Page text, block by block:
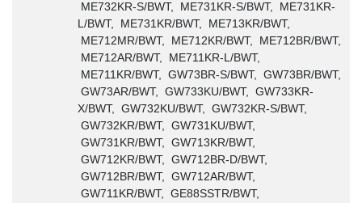
ME732KR-S/BWT, ME731KR-S/BWT, ME731KR-
L/BWT, ME731KR/BWT, ME713KR/BWT,
ME712MR/BWT, ME712KR/BWT, ME712BR/BWT,
ME712AR/BWT, ME711KR-L/BWT,
ME711KR/BWT, GW73BR-S/BWT, GW73BR/BWT,
GW73AR/BWT, GW733KU/BWT, GW733KR-
X/BWT, GW732KU/BWT, GW732KR-S/BWT,
GW732KR/BWT, GW731KU/BWT,
GW731KR/BWT, GW713KR/BWT,
GW712KR/BWT, GW712BR-D/BWT,
GW712BR/BWT, GW712AR/BWT,
GW711KR/BWT, GE88SSTR/BWT,